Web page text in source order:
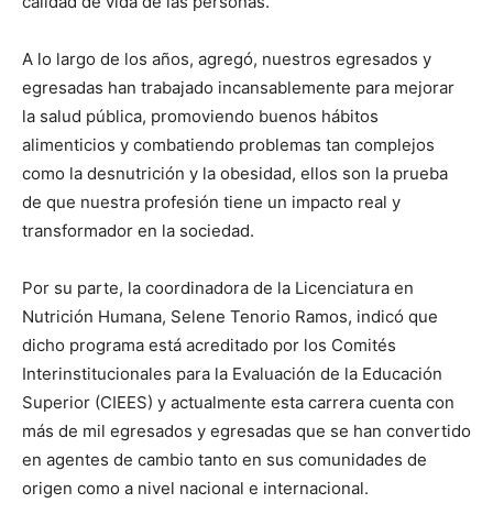
A lo largo de los años, agregó, nuestros egresados y
egresadas han trabajado incansablemente para mejorar
la salud pública, promoviendo buenos hábitos
alimenticios y combatiendo problemas tan complejos
como la desnutrición y la obesidad, ellos son la prueba
de que nuestra profesión tiene un impacto real y
transformador en la sociedad.
Por su parte, la coordinadora de la Licenciatura en
Nutrición Humana, Selene Tenorio Ramos, indicó que
dicho programa está acreditado por los Comités
Interinstitucionales para la Evaluación de la Educación
Superior (CIEES) y actualmente esta carrera cuenta con
más de mil egresados y egresadas que se han convertido
en agentes de cambio tanto en sus comunidades de
origen como a nivel nacional e internacional.